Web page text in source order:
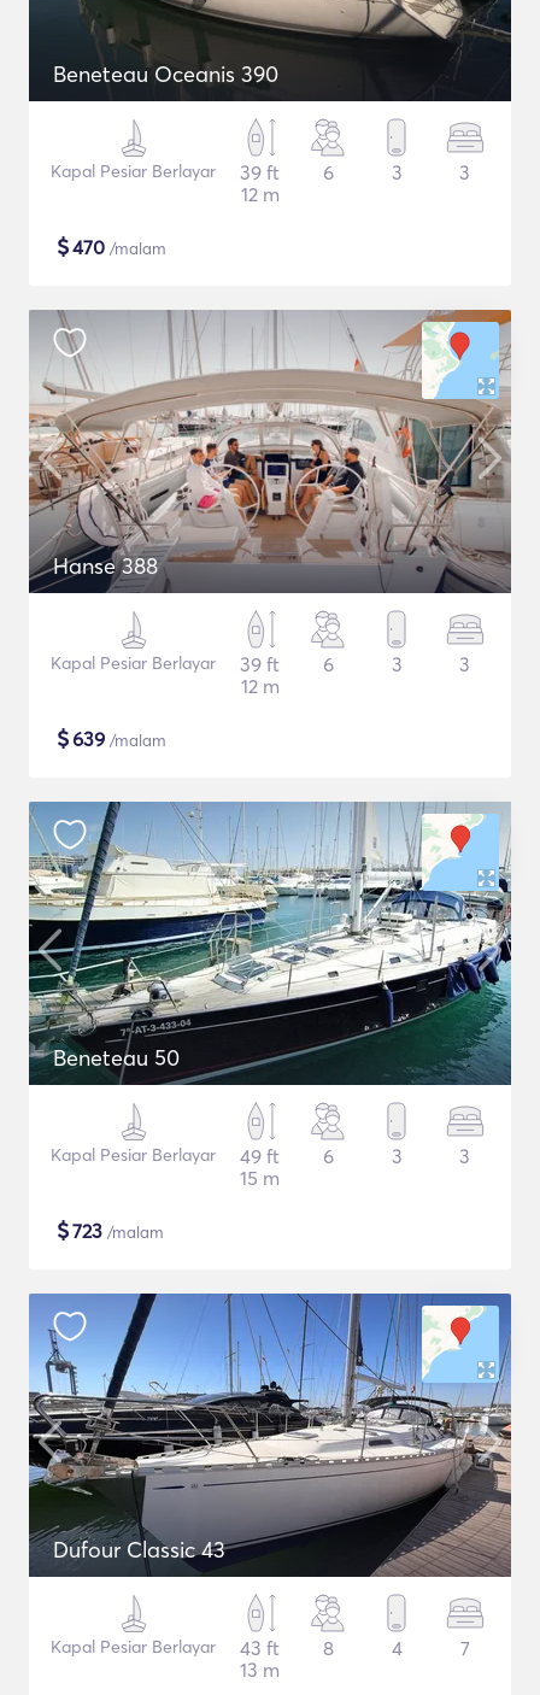
Beneteau Oceanis 390
Kapal Pesiar Berlayar
39 ft
12 m
6 3 3
$470 /malam
Hanse 388
Kapal Pesiar Berlayar
39 ft
12 m
6 3 3
$639 /malam
Beneteau 50
Kapal Pesiar Berlayar
49 ft
15 m
6 3 3
$723 /malam
Dufour Classic 43
Kapal Pesiar Berlayar
43 ft
13 m
8 4 7